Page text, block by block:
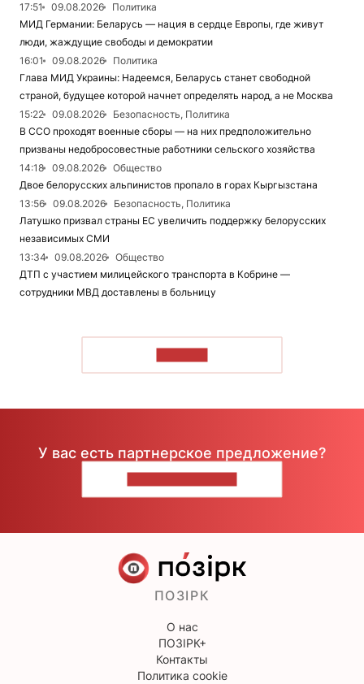
17:51
09.08.2026
Политика
МИД Германии: Беларусь — нация в сердце Европы, где живут
люди, жаждущие свободы и демократии
16:01
09.08.2026
Политика
Глава МИД Украины: Надеемся, Беларусь станет свободной
страной, будущее которой начнет определять народ, а не Москва
15:22
09.08.2026
Безопасность, Политика
В ССО проходят военные сборы — на них предположительно
призваны недобросовестные работники сельского хозяйства
14:18
09.08.2026
Общество
Двое белорусских альпинистов пропало в горах Кыргызстана
13:56
09.08.2026
Безопасность, Политика
Латушко призвал страны ЕС увеличить поддержку белорусских
независимых СМИ
13:34
09.08.2026
Общество
ДТП с участием милицейского транспорта в Кобрине —
сотрудники МВД доставлены в больницу
У вас есть партнерское предложение?
ПОЗІРК
О нас
ПОЗІРК+
Контакты
Политика cookie